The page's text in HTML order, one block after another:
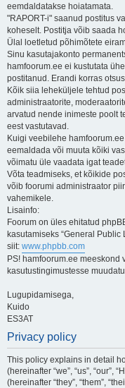
eemdaldatakse hoiatamata.
"RAPORT-i" saanud postitus
koheselt. Postitja võib saada
Ülal loetletud põhimõtete
Sinu kasutajakonto
hamfoorum.ee ei kustutata
postitanud. Erandi korras
Kõik siia leheküljele tehtud
administraatorite,
arvatud nende inimeste poolt
eest vastutavad.
Kuigi veebilehe
eemaldada või muuta kõiki
võimatu üle vaadata igat
Võta teadmiseks, et kõikide
võib foorumi administraator
vahemikele.
Lisainfo:
Foorum on üles ehitatud
kasutamiseks “General
siit: www.phpbb.com
PS! hamfoorum.ee
kasutustingimustesse
Lugupidamisega,
Kuido
ES3AT
Privacy policy
This policy explains in detail
(hereinafter “we”, “us”, “our”,
(hereinafter “they”, “them”,